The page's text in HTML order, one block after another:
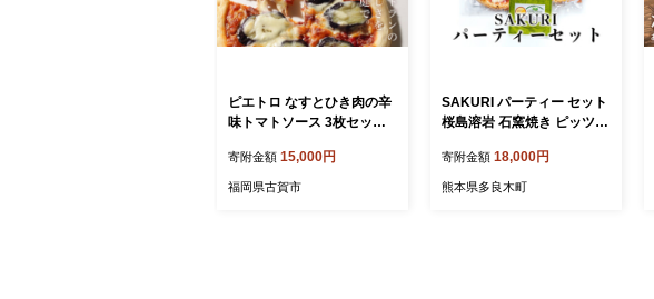
ピエトロ なすとひき肉の辛
味トマトソース 3枚セット
ザ 惣菜 送料無料
寄附金額 15,000円
福岡県古賀市
SAKURI パーティー セット
桜島溶岩 石窯焼き ピッツァ
ッシュ / ジェノベーゼソー
ス付 イタリアン ピザ 惣菜
寄附金額 18,000円
熊本県多良木町